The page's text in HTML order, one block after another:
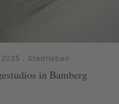
. Stadtleben
in Bamberg